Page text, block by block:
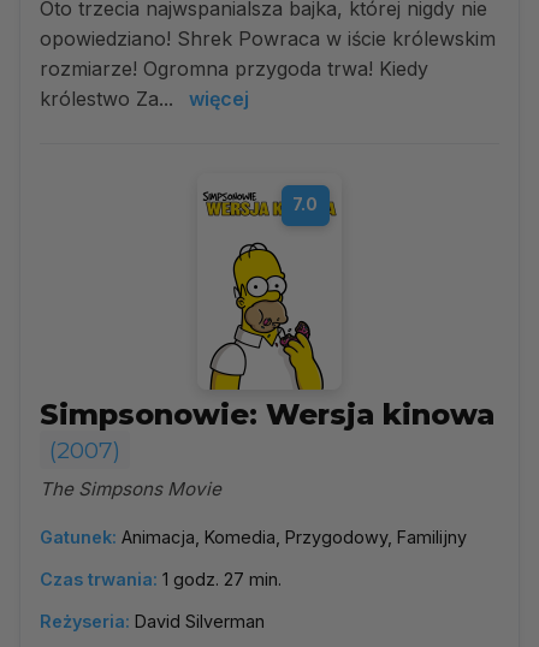
Oto trzecia najwspanialsza bajka, której nigdy nie
opowiedziano! Shrek Powraca w iście królewskim
rozmiarze! Ogromna przygoda trwa! Kiedy
królestwo Za...
więcej
7.0
Simpsonowie: Wersja kinowa
(2007)
The Simpsons Movie
Gatunek: Animacja, Komedia, Przygodowy, Familijny
Czas trwania: 1 godz. 27 min.
Reżyseria: David Silverman